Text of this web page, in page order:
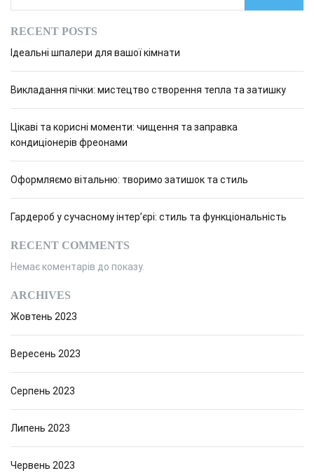
RECENT POSTS
Ідеальні шпалери для вашої кімнати
Викладання пічки: мистецтво створення тепла та затишку
Цікаві та корисні моменти: чищення та заправка
кондиціонерів фреонами
Оформляємо вітальню: творимо затишок та стиль
Гардероб у сучасному інтер’єрі: стиль та функціональність
RECENT COMMENTS
Немає коментарів до показу.
ARCHIVES
Жовтень 2023
Вересень 2023
Серпень 2023
Липень 2023
Червень 2023